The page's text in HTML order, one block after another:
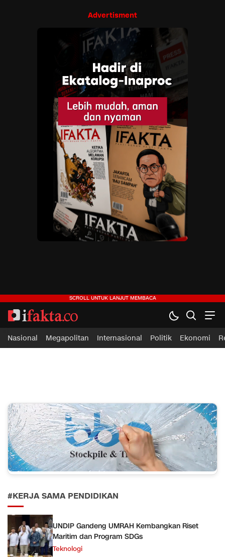
Advertisment
ifakta.co
#pastibenar
Nasional Megapolitan Internasional Politik Ekonomi
#KERJA SAMA PENDIDIKAN
UNDIP Gandeng UMRAH Kembangkan Riset
Maritim dan Program SDGs
Teknologi